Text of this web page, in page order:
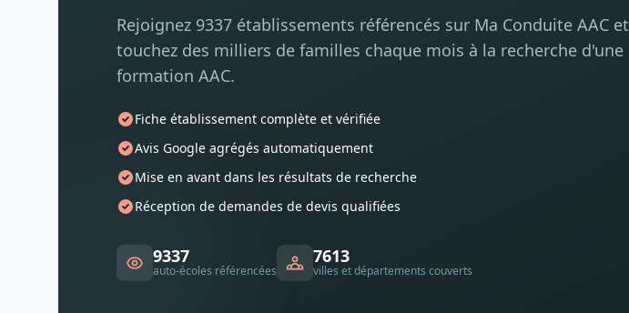
Rejoignez 9337 établissements référencés sur Ma Conduite AAC et
touchez des milliers de familles chaque mois à la recherche d'une
formation AAC.
Fiche établissement complète et vérifiée
Avis Google agrégés automatiquement
Mise en avant dans les résultats de recherche
Réception de demandes de devis qualifiées
9337
auto-écoles référencées
7613
villes et départements couverts